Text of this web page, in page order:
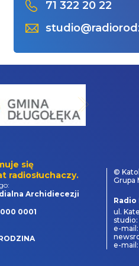
71 322 20 22
się
radiosłuchaczy.
Archidiecezji
0001
©
Grupa
Radio
ul.
e-
e-